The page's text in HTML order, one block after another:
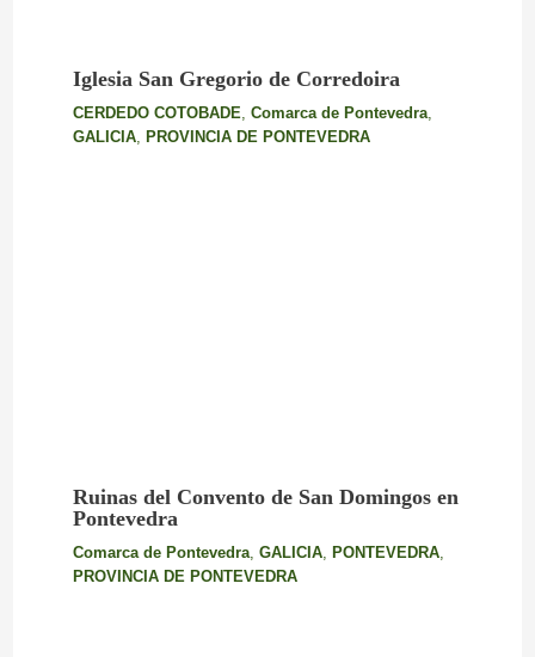
Iglesia San Gregorio de Corredoira
CERDEDO COTOBADE, Comarca de Pontevedra,
GALICIA, PROVINCIA DE PONTEVEDRA
Ruinas del Convento de San Domingos en
Pontevedra
Comarca de Pontevedra, GALICIA, PONTEVEDRA,
PROVINCIA DE PONTEVEDRA